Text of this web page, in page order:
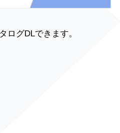
ログDLできます。